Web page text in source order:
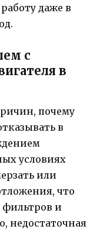
даже в
с
в
почему
в
условиях
или
что
и
недостаточная